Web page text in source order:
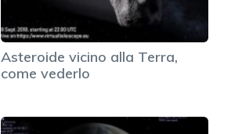
Asteroide vicino alla Terra,
come vederlo